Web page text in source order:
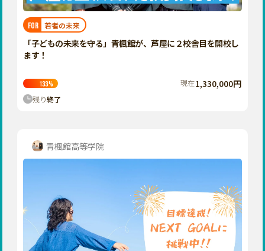
滋賀
大阪
奈良
広島
山口
四国
徳島
FOR 若者の未来
「子どもの未来を守る」青楓館が、芦屋に２校舎目を開校し
ます！
133% 現在1,330,000円
残り終了
青楓館高等学院